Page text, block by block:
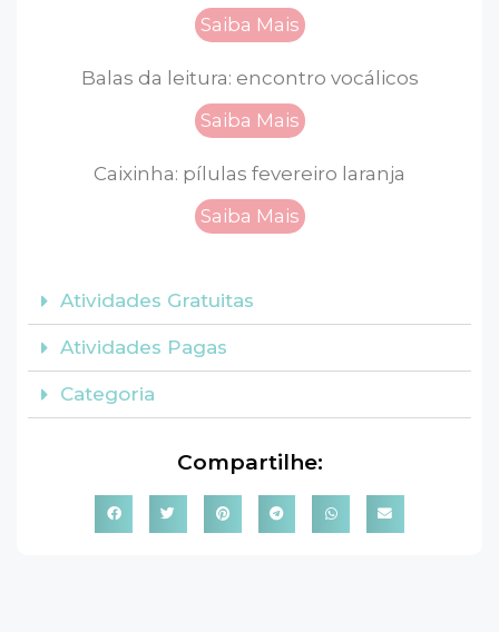
Saiba Mais
Balas da leitura: encontro vocálicos
Saiba Mais
Caixinha: pílulas fevereiro laranja
Saiba Mais
Atividades Gratuitas
Atividades Pagas
Categoria
Compartilhe: